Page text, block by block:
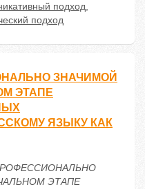
подход,
подход
ЗНАЧИМОЙ
ЭТАПЕ
ЯЗЫКУ КАК
ЭТАПЕ